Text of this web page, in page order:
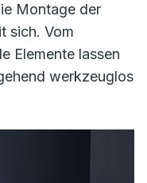
Montage der
sich. Vom
Elemente lassen
werkzeuglos